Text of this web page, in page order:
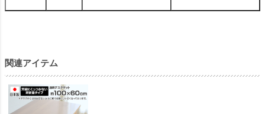
関連アイテム